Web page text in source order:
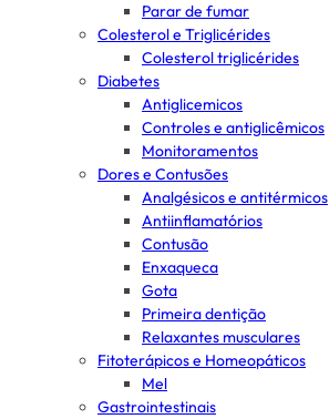
Parar de fumar
Colesterol e Triglicérides
Colesterol triglicérides
Diabetes
Antiglicemicos
Controles e antiglicêmicos
Monitoramentos
Dores e Contusões
Analgésicos e antitérmicos
Antiinflamatórios
Contusão
Enxaqueca
Gota
Primeira dentição
Relaxantes musculares
Fitoterápicos e Homeopáticos
Mel
Gastrointestinais